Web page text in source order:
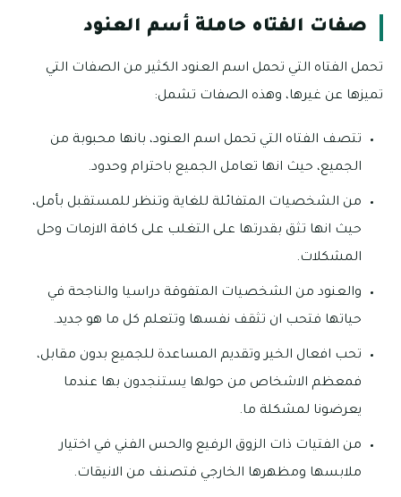
صفات الفتاه حاملة أسم العنود
تحمل الفتاه التي تحمل اسم العنود الكثير من الصفات التي
تميزها عن غيرها، وهذه الصفات تشمل:
تتصف الفتاه التي تحمل اسم العنود، بانها محبوبة من
الجميع، حيث انها تعامل الجميع باحترام وحدود.
من الشخصيات المتفائلة للغاية وتنظر للمستقبل بأمل،
حيث انها تثق بقدرتها على التغلب على كافة الازمات وحل
المشكلات.
والعنود من الشخصيات المتفوقة دراسيا والناجحة في
حياتها فتحب ان تثقف نفسها وتتعلم كل ما هو جديد.
تحب افعال الخير وتقديم المساعدة للجميع بدون مقابل،
فمعظم الاشخاص من حولها يستنجدون بها عندما
يعرضونا لمشكلة ما.
من الفتيات ذات الزوق الرفيع والحس الفني في اختيار
ملابسها ومظهرها الخارجي فتصنف من الانيقات.